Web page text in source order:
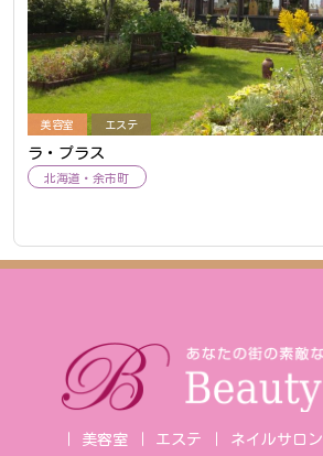
美容室 エステ
ラ・プラス
北海道 余市町
美容室 エステ ネイルサロン